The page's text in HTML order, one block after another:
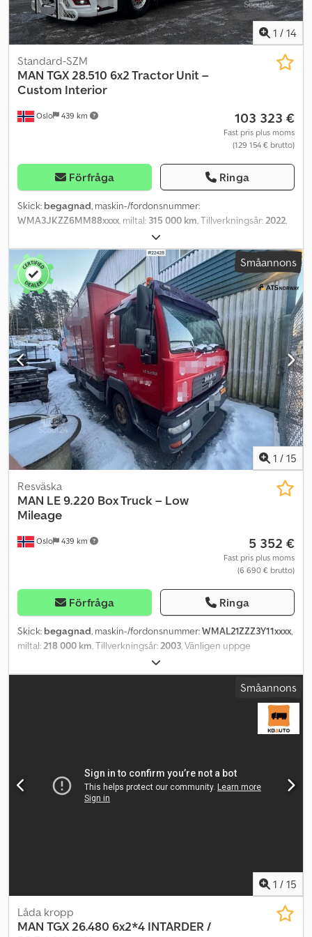
1 / 14
Oslo 439 km
Standard-SZM
MAN TGX 28.510 6x2 Tractor Unit –
Custom Interior
103 323 €
Fast pris plus moms
(129 154 € brutto)
Förfråga Ringa
Skick: begagnad, maskin-/fordonsnummer:
WMA3JKZZ6MM88xxxx, miltal: 315 000 km, Tillverkningsår:2022,
Vänligen ange referensnummer vid förfrågan: 22464
Specifikationer: Levereras med nytt EU-godkännande Km: 315
000 (kan öka) Växellåda: automat 6x2 Full luftfjädring Retarder
Euro 6, 510 hk Bra däck 4 extra strålkastare på taket 4 extra
strålkastare i grillen Skjutbar dragbalk Invändig utbyggnad av Karl
Johan Buur Michelin-däck Rundstrålkastare Kylskåp Radio/CD
Klimatanläggning/AC Credszqrtujpfx Am Ref Säng Servicehistorik
hos MAN Nya bromsar på driv- och stödaxel Omedelbart tillgänglig
Beskrivning: Välutrustad MAN TGX dragbil från 2022. Invändig
inredning av Karl Johan Buur i Danmark. Omedelbart tillgänglig.
Km: 315000 Hk: 509 Besiktning: Ja EU-godkänd till: 31.03.2027
Egenvikt: 9560 kg Totalvikt: 28000 kg Lastförmåga: 18440 kg
Bredd: 255 cm Längd: 667,5 cm Euro: 6 Modell: 28.510 6x2 dragbil –
Upphöjd! Växellåda: automat = Mer information = Kontakta ATS
Norway för mer information.
Småannons
1 / 15
Oslo 439 km
Resväska
MAN LE 9.220 Box Truck – Low
Mileage
5 352 €
Fast pris plus moms
(6 690 € brutto)
Förfråga Ringa
Skick: begagnad, maskin-/fordonsnummer:WMAL21ZZZ3Y11xxxx,
miltal:218 000 km, Tillverkningsår:2003, Vänligen uppge
referensnummer vid förfrågan: 22428 Specifikationer: 218 000 km
Växellåda: Manuell Motorbroms Däck i gott skick Sidodörr PTO i
påbyggnad Invändig längd: ca 4,25 m Invändig bredd: ca 2,25 m
Invändig höjd: ca 1,95 m Säng Radio/CD AC/Klimat Service utförd i
egen regi Omedelbart tillgänglig Beskrivning: MAN skåplastbil från
2003. Tidigare använd som spolbil. Omedelbart tillgänglig. Km:
Bredd: 240 Längd: 650 Euro: 3 Modell: LE 9.220 skåpbil – låg km.
Växellåda: Manuell = Mer information = För mer information
kontakta ATS Norway.
Småannons
1 / 15
Låda kropp
MAN TGX 26.480 6x2*4 INTARDER /